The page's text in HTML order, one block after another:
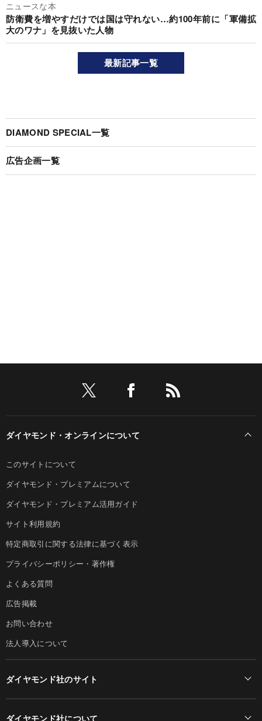
ニュースな本
防衛費を増やすだけでは国は守れない…約100年前に「軍備拡
大のワナ」を見抜いた人物
最新記事一覧
DIAMOND SPECIAL一覧
広告企画一覧
ダイヤモンド・オンラインについて
このサイトについて
ダイヤモンド・プレミアムについて
ダイヤモンド・プレミアム活用ガイド
サイト利用規約
特定商取引に関する法律に基づく表示
プライバシーポリシー・著作権
よくある質問
広告掲載
お問い合わせ
法人導入について
ダイヤモンド社のサイト
ダイヤモンド社について